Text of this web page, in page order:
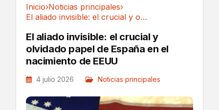
Inicio›Noticias principales›
El aliado invisible: el crucial y olvidado...
El aliado invisible: el crucial y
olvidado papel de España en el
nacimiento de EEUU
4 julio 2026 Noticias principales